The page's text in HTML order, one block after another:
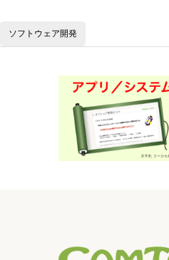
ソフトウェア開発